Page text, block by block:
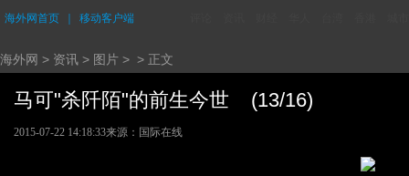
海外网首页 移动客户端
海外网 > 资讯 > 图片 > > 正文
马可"杀阡陌"的前生今世 (13/16)
2015-07-22 14:18:33来源：国际在线